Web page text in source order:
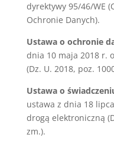
dyrektywy 95/46/WE
Ochronie Danych).
Ustawa o ochronie
dnia 10 maja 2018 r.
(Dz. U. 2018, poz.
Ustawa o
ustawa z dnia 18
drogą elektroniczną
zm.).